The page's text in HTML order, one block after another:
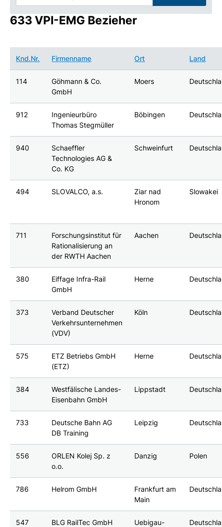
633 VPI-EMG Bezieher
Knd.Nr. Firmenname Ort Land
114
Göhmann & Co.
GmbH
Moers
912
Ingenieurbüro
Thomas Stegmüller
Böbingen
940
Schaeffler
Technologies AG &
Co. KG
Schweinfurt
494 SLOVALCO, a.s.
Ziar nad
Hronom
Slowakei
711
Forschungsinstitut für
Rationalisierung an
der RWTH Aachen
Aachen
380
Eiffage Infra-Rail
GmbH
Herne
373
Verband Deutscher
Verkehrsunternehmen
(VDV)
Köln
575
ETZ Betriebs GmbH
(ETZ)
Herne
384
Westfälische Landes-
Eisenbahn GmbH
Lippstadt
733
Deutsche Bahn AG
DB Training
Leipzig
556
ORLEN Kolej Sp. z
o.o.
Danzig Polen
786 Helrom GmbH
Frankfurt am
Main
547 BLG RailTec GmbH
Uebigau-